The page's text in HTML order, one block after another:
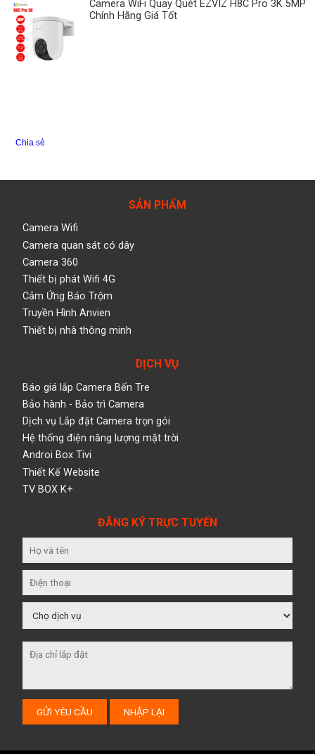
Camera WiFi Quay Quét EZVIZ H8C Pro 3K 5MP
Chính Hãng Giá Tốt
Chia sẻ
SẢN PHẨM
Camera Wifi
Camera quan sát có dây
Camera 360
Thiết bị phát Wifi 4G
Cảm Ứng Báo Trộm
Truyền Hình Anvien
Thiết bị nhà thông minh
DỊCH VỤ
Báo giá lắp Camera Bến Tre
Bảo hành - Bảo trì Camera
Dịch vụ Lắp đặt Camera trọn gói
Hệ thống điện năng lượng mặt trời
Androi Box Tivi
Thiết Kế Website
TV BOX K+
ĐĂNG KÝ TRỰC TUYẾN